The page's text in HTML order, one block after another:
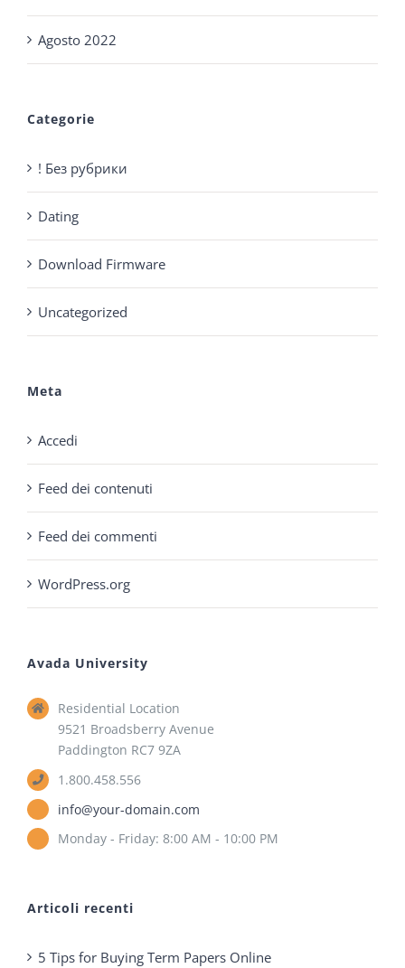
Agosto 2022
Categorie
! Без рубрики
Dating
Download Firmware
Uncategorized
Meta
Accedi
Feed dei contenuti
Feed dei commenti
WordPress.org
Avada University
Residential Location
9521 Broadsberry Avenue
Paddington RC7 9ZA
1.800.458.556
info@your-domain.com
Monday - Friday: 8:00 AM - 10:00 PM
Articoli recenti
5 Tips for Buying Term Papers Online